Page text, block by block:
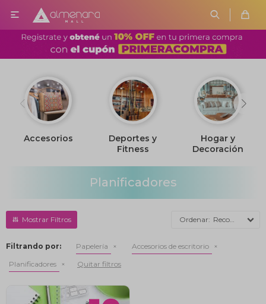

Accesorios
Deportes y
Fitness
Hogar y
Decoración
Planificadores
Recomendados
Filtrando por: Papelería
Accesorios de escritorio
Planificadores
Quitar filtros